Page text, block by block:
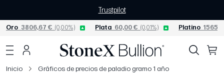
Trustpilot
Oro 3806,67 € (0,00%) Plata 60,00 € (0,01%) Platino
Inicio Gráficos de precios de paladio gramo 1 año